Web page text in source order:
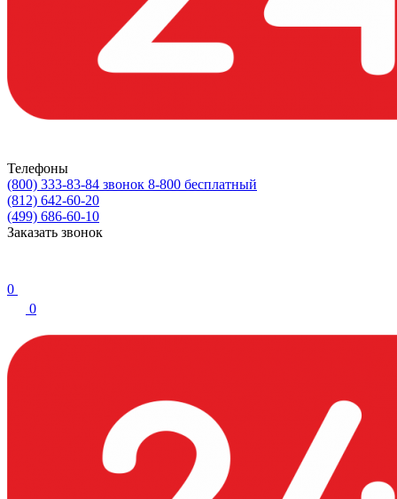
Телефоны
(800) 333-83-84 звонок 8-800 бесплатный
(812) 642-60-20
(499) 686-60-10
Заказать звонок
0
0